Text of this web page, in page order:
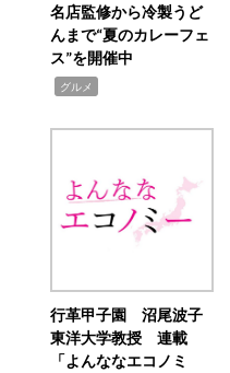
名店監修から冷製うど
んまで“夏のカレーフェ
ス”を開催中
グルメ
行革甲子園 沼尾波子
東洋大学教授 連載
「よんななエコノミ